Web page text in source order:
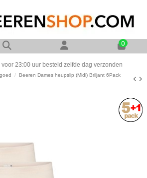
0
23:00 uur besteld zelfde dag verzonden
Beeren Dames heupslip (Midi) Briljant 6Pack